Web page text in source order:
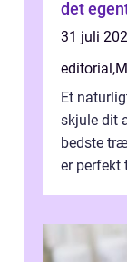
det
31 juli
editorial,
Et
skjule dit
bedste
er perfekt